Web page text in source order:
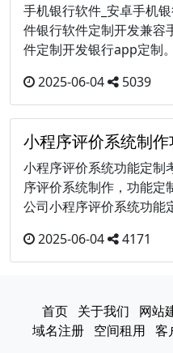
手机银行软件_安卓手机
件银行软件定制开发兼容
件定制开发银行app定制
2025-06-04
5039
小程序评价系统制
小程序评价系统功能定制
序评价系统制作，功能定
公司小程序评价系统功能
2025-06-04
4171
首页 关于我们 网站
域名注册 空间租用 客